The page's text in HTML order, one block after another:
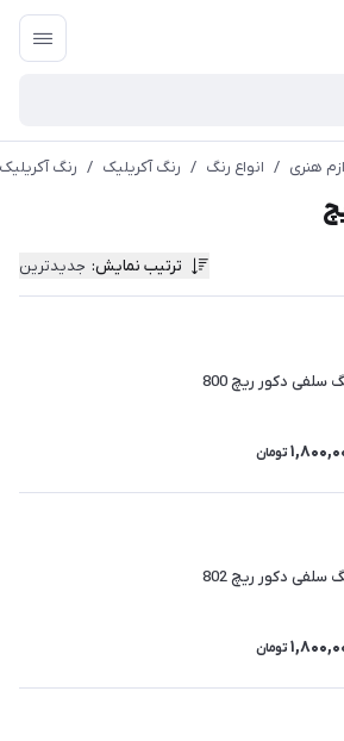
هنری / انواع رنگ / رنگ آکریلیک / رنگ
ترتیب نمایش: جدیدترین
سلفی دکور ریچ 800
تومان
سلفی دکور ریچ 802
تومان